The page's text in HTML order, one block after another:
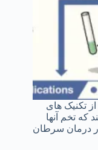
تکنیک های
که تخم آنها
درمان سرطان